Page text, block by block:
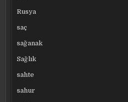
Rusya
saç
sağanak
Sağlık
sahte
sahur